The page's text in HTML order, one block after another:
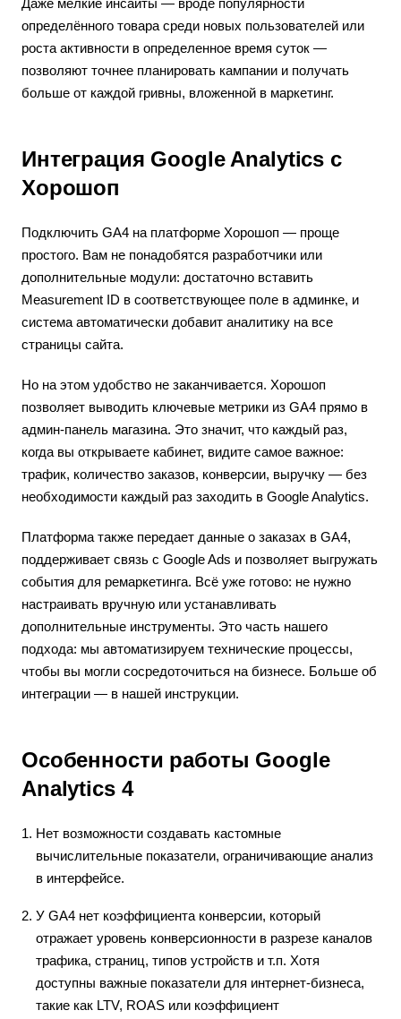
Даже мелкие инсайты — вроде популярности
определённого товара среди новых пользователей или
роста активности в определенное время суток —
позволяют точнее планировать кампании и получать
больше от каждой гривны, вложенной в маркетинг.
Интеграция Google Analytics с
Хорошоп
Подключить GA4 на платформе Хорошоп — проще
простого. Вам не понадобятся разработчики или
дополнительные модули: достаточно вставить
Measurement ID в соответствующее поле в админке, и
система автоматически добавит аналитику на все
страницы сайта.
Но на этом удобство не заканчивается. Хорошоп
позволяет выводить ключевые метрики из GA4 прямо в
админ-панель магазина. Это значит, что каждый раз,
когда вы открываете кабинет, видите самое важное:
трафик, количество заказов, конверсии, выручку — без
необходимости каждый раз заходить в Google Analytics.
Платформа также передает данные о заказах в GA4,
поддерживает связь с Google Ads и позволяет выгружать
события для ремаркетинга. Всё уже готово: не нужно
настраивать вручную или устанавливать
дополнительные инструменты. Это часть нашего
подхода: мы автоматизируем технические процессы,
чтобы вы могли сосредоточиться на бизнесе. Больше об
интеграции — в нашей инструкции.
Особенности работы Google
Analytics 4
Нет возможности создавать кастомные
вычислительные показатели, ограничивающие анализ
в интерфейсе.
У GA4 нет коэффициента конверсии, который
отражает уровень конверсионности в разрезе каналов
трафика, страниц, типов устройств и т.п. Хотя
доступны важные показатели для интернет-бизнеса,
такие как LTV, ROAS или коэффициент